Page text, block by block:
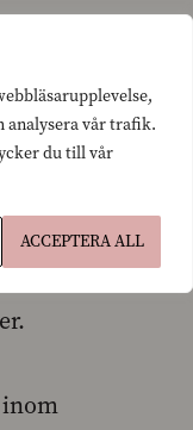
analysera vår trafik.
du till vår
ACCEPTERA ALL
är det
är